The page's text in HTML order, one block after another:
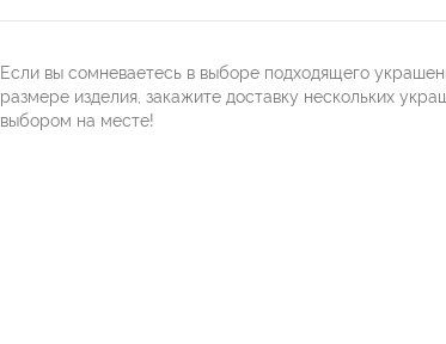
Если вы сомневаетесь в выборе подходящего
размере изделия, закажите доставку нескольких
выбором на месте!